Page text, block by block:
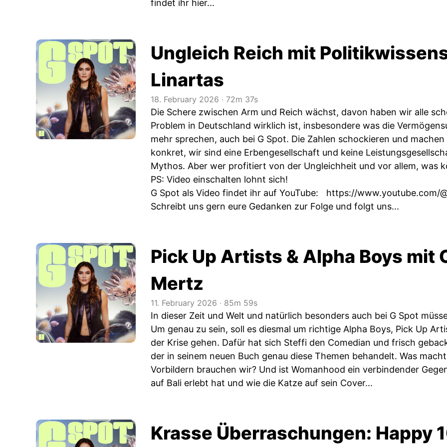
findet ihr hier...
Ungleich Reich mit
Linartas
18. February 2026 ‧ 72m 37s
Die Schere zwischen Arm und Reich wächst, davon haben wir alle
Problem in Deutschland wirklich ist, insbesondere was die
mehr sprechen, auch bei G Spot. Die Zahlen schockieren und
konkret, wir sind eine Erbengesellschaft und keine
Mythos. Aber wer profitiert von der Ungleichheit und vor allem, was
PS: Video einschalten lohnt sich!
G Spot als Video findet ihr auf YouTube: https://www.youtube.com/
Schreibt uns gern eure Gedanken zur Folge und folgt uns...
Pick Up Artists & Alpha Boys mit
Mertz
11. February 2026 ‧ 85m 59s
In dieser Zeit und Welt und natürlich besonders auch bei G Spot
Um genau zu sein, soll es diesmal um richtige Alpha Boys, Pick Up
der Krise gehen. Dafür hat sich Steffi den Comedian und frisch
der in seinem neuen Buch genau diese Themen behandelt. Was
Vorbildern brauchen wir? Und ist Womanhood ein verbindender
auf Bali erlebt hat und wie die Katze auf sein Cover...
Krasse Überraschungen: Happy